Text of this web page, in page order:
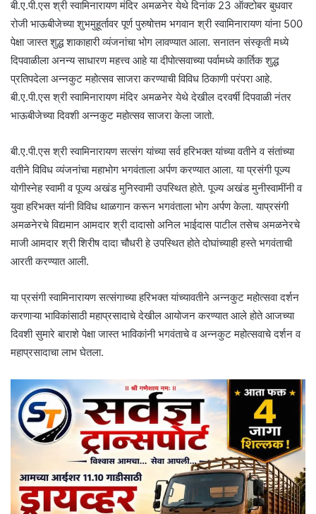
बी.ए.पी.एस श्री स्वामिनारायण मंदिर अमळनेर येथे दिनांक 23 ऑक्टोबर बुधवार
रोजी भाऊबीजेच्या शुभमुहूर्तावर पूर्ण पुरुषोत्तम भगवान श्री स्वामिनारायण यांना 500
पेक्षा जास्त शुद्ध शाकाहारी व्यंजनांचा भोग लावण्यात आला. सनातन संस्कृती मध्ये
दिपवाळीला अनन्य साधारण महत्त्व आहे या दीपोत्सवाच्या पर्वामध्ये कार्तिक शुद्ध
प्रतिपदेला अन्नकुट महोत्सव साजरा करण्याची विविध ठिकाणी परंपरा आहे.
बी.ए.पी.एस श्री स्वामिनारायण मंदिर अमळनेर येथे देखील दरवर्षी दिपवाळी नंतर
भाऊबीजेच्या दिवशी अन्नकुट महोत्सव साजरा केला जातो.
बी.ए.पी.एस श्री स्वामिनारायण सत्संग यांच्या सर्व हरिभक्त यांच्या वतीने व संतांच्या
वतीने विविध व्यंजनांचा महाभोग भगवंताला अर्पण करण्यात आला. या प्रसंगी पूज्य
योगीस्नेह स्वामी व पूज्य अखंड मुनिस्वामी उपस्थित होते. पूज्य अखंड मुनीस्वामींनी व
युवा हरिभक्त यांनी विविध थाळगान करून भगवंताला भोग अर्पण केला. याप्रसंगी
अमळनेरचे विद्यमान आमदार श्री दादासो अनिल भाईदास पाटील तसेच अमळनेरचे
माजी आमदार श्री शिरीष दादा चौधरी हे उपस्थित होते दोघांच्याही हस्ते भगवंताची
आरती करण्यात आली.
या प्रसंगी स्वामिनारायण सत्संगाच्या हरिभक्त यांच्यावतीने अन्नकुट महोत्सवा दर्शन
करणाऱ्या भाविकांसाठी महाप्रसादाचे देखील आयोजन करण्यात आले होते आजच्या
दिवशी सुमारे बाराशे पेक्षा जास्त भाविकांनी भगवंताचे व अन्नकुट महोत्सवाचे दर्शन व
महाप्रसादाचा लाभ घेतला.